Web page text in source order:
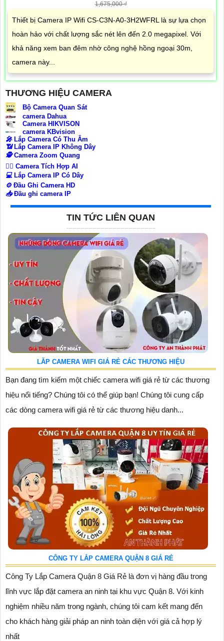
1,675,000 ₫
Thiết bị Camera IP Wifi CS-C3N-A0-3H2WFRL là sự lựa chọn
hoàn hảo với chất lượng sắc nét lên đến 2.0 megapixel. Với
khả năng xem ban đêm nhờ công nghệ hồng ngoại 30m,
camera này...
THƯƠNG HIỆU CAMERA
Bộ Camera Quan Sát
camera Dahua
Camera HIKVISON
camera KBvision
️🎤️ Lắp Camera Có Thu Âm
📶Lắp Camera IP Không Dây
🕵️Camera Zoom Quang
🧛‍♀️ Camera Tích Hợp AI
💻Lắp Camera IP Có Dây
⚙️Đầu Ghi Camera HD
📥Đầu ghi camera IP
TIN TỨC LIÊN QUAN
LĂP CAMERA WIFI GIÁ RẺ CÁC THƯƠNG HIỆU
Bạn đang tìm kiếm một chiếc camera wifi giá rẻ từ các thương
hiệu nổi tiếng? Chúng tôi có thể giúp bạn! Chúng tôi cung cấp
các dòng camera wifi giá rẻ từ các thương hiệu danh...
CÔNG TY LẮP CAMERA QUẬN 8 GIÁ RẺ
Công Ty Lắp Camera Quận 8 Giá Rẻ là đơn vị hàng đầu trong
lĩnh vực lắp đặt camera an ninh tại khu vực Quận 8. Với kinh
nghiệm nhiều năm trong ngành, chúng tôi cam kết mang đến
cho khách hàng giải pháp an ninh toàn diện với giá cả hợp lý
nhất